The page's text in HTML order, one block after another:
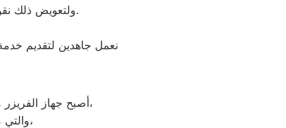
ولتعويض ذلك نقوم بتوجية خطوط سير منظمة من المقر الرئيسي لمركز صيانة فريجيدير شبين الكوم لتلك المحافظات.
نعمل جاهدين لتقديم
أصبح جهاز الفريزر من ماركة فريجيدير من الأجهزة الضرورية داخل كافة البيوت، وفقًا لمميزات ديب فريزر فريجيدير العديدة،
والتي من أبرزها حفظ الطعام لفترات طويلة، وتعدد موديلاته المختلفة، وبالرغم من مميزاته العديدة،